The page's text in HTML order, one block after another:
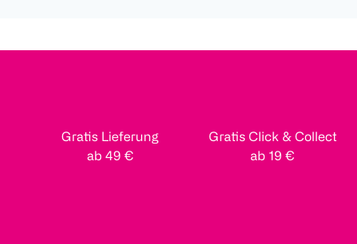
Gratis Lieferung
ab 49 €
Gratis Click & Collect
ab 19 €